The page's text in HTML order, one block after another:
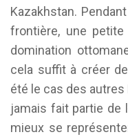
Kazakhstan.
frontière, une
domination
cela suffit à créer
été le cas des autres
jamais fait partie de
mieux se